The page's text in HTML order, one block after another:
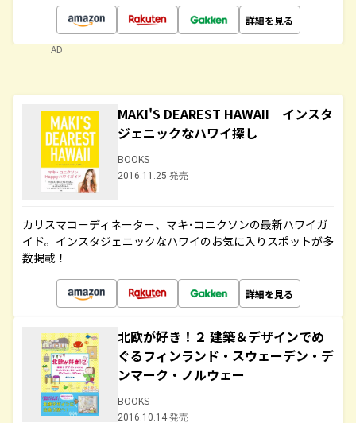
詳細を見る
AD
MAKI'S DEAREST HAWAII インスタ
ジェニックなハワイ探し
BOOKS
2016.11.25 発売
カリスマコーディネーター、マキ･コニクソンの最新ハワイガ
イド。インスタジェニックなハワイのお気に入りスポットが多
数掲載！
詳細を見る
北欧が好き！２ 建築＆デザインでめ
ぐるフィンランド・スウェーデン・デ
ンマーク・ノルウェー
BOOKS
2016.10.14 発売